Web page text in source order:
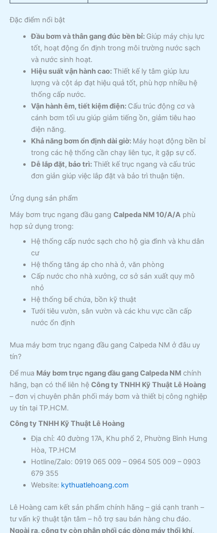
Đặc điểm nổi bật
Đầu bơm và thân gang đúc bền bỉ: Giúp máy chịu lực
tốt, hoạt động ổn định trong môi trường nước sạch
và nước sinh hoạt.
Hiệu suất vận hành cao: Thiết kế ly tâm giúp lưu
lượng và cột áp đạt hiệu quả tốt, phù hợp nhiều hệ
thống cấp nước.
Vận hành êm, tiết kiệm điện: Cấu trúc động cơ và
cánh bơm tối ưu giúp giảm tiếng ồn, giảm tiêu hao
điện năng.
Khả năng bơm ổn định dài giờ: Máy hoạt động bền bỉ
trong các hệ thống cần chạy liên tục, ít gặp sự cố.
Dễ lắp đặt, bảo trì: Thiết kế trục ngang và cấu trúc
đơn giản giúp việc lắp đặt và bảo trì thuận tiện.
Ứng dụng sản phẩm
Máy bơm trục ngang đầu gang Calpeda NM 10/A/A phù
hợp sử dụng trong:
Hệ thống cấp nước sạch cho hộ gia đình và khu dân
cư
Hệ thống tăng áp cho nhà ở, văn phòng
Cấp nước cho nhà xưởng, cơ sở sản xuất quy mô
nhỏ
Hệ thống bể chứa, bồn kỹ thuật
Tưới tiêu vườn, sân vườn và các khu vực cần cấp
nước ổn định
Mua máy bơm trục ngang đầu gang Calpeda NM ở đâu uy
tín?
Để mua Máy bơm trục ngang đầu gang Calpeda NM chính
hãng, bạn có thể liên hệ Công ty TNHH Kỹ Thuật Lê Hoàng
– đơn vị chuyên phân phối máy bơm và thiết bị công nghiệp
uy tín tại TP.HCM.
Công ty TNHH Kỹ Thuật Lê Hoàng
Địa chỉ: 40 đường 17A, Khu phố 2, Phường Bình Hưng
Hòa, TP.HCM
Hotline/Zalo: 0919 065 009 – 0964 505 009 – 0903
679 355
Website: kythuatlehoang.com
Lê Hoàng cam kết sản phẩm chính hãng – giá cạnh tranh –
tư vấn kỹ thuật tận tâm – hỗ trợ sau bán hàng chu đáo.
Ngoài ra, công ty còn phân phối các dòng máy thổi khí,